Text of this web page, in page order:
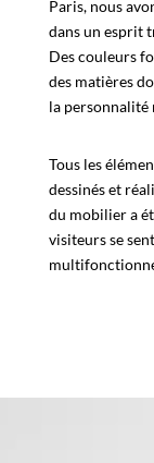
Paris, nous
dans un esprit
Des couleurs
des matières
la personnalité
Tous les
dessinés et
du mobilier a
visiteurs se